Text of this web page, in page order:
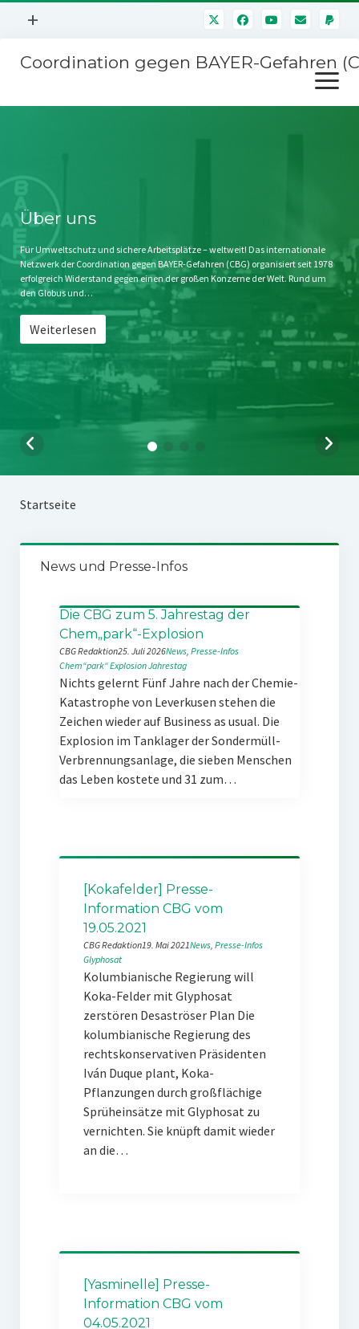
Menü
+
Mitmachen
Kontakt
Impressum
Störfälle
Coordination gegen BAYER-Gefahren
Menü
öffnen
Stichwort BAYER
Jahrestagung
SPENDEN
Über uns
Für Umweltschutz und sichere Arbeitsplätze – weltweit! Das internationale
Netzwerk der Coordination gegen BAYER-Gefahren (CBG) organisiert seit 1978
erfolgreich Widerstand gegen einen der großen Konzerne der Welt. Rund um
den Globus und…
Weiterlesen
Startseite
News und Presse-Infos
Die CBG zum 5. Jahrestag der
Chem„park“-Explosion
CBG Redaktion25. Juli 2026News, Presse-Infos
Chem“park“ExplosionJahrestag
Nichts gelernt Fünf Jahre nach der Chemie-
Katastrophe von Leverkusen stehen die
Zeichen wieder auf Business as usual. Die
Explosion im Tanklager der Sondermüll-
Verbrennungsanlage, die sieben Menschen
das Leben kostete und 31 zum…
[Kokafelder] Presse-
Information CBG vom
19.05.2021
CBG Redaktion19. Mai 2021News, Presse-Infos
Glyphosat
Kolumbianische Regierung will
Koka-Felder mit Glyphosat
zerstören Desaströser Plan Die
kolumbianische Regierung des
rechtskonservativen Präsidenten
Iván Duque plant, Koka-
Pflanzungen durch großflächige
Sprüheinsätze mit Glyphosat zu
vernichten. Sie knüpft damit wieder
an die…
[Yasminelle] Presse-
Information CBG vom
04.05.2021